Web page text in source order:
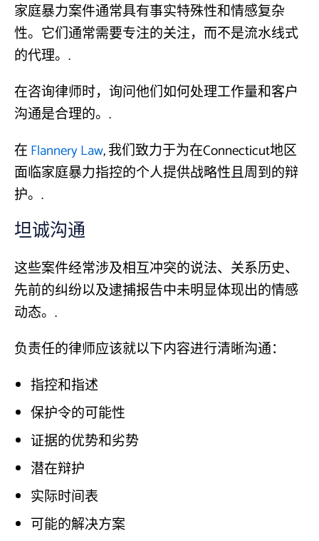
家庭暴力案件通常具有事实特殊性和情感复杂
性。它们通常需要专注的关注，而不是流水线式
的代理。.
在咨询律师时，询问他们如何处理工作量和客户
沟通是合理的。.
在Flannery Law, 我们致力于为在Connecticut地区
面临家庭暴力指控的个人提供战略性且周到的辩
护。.
坦诚沟通
这些案件经常涉及相互冲突的说法、关系历史、
先前的纠纷以及逮捕报告中未明显体现出的情感
动态。.
负责任的律师应该就以下内容进行清晰沟通：
指控和指述
保护令的可能性
证据的优势和劣势
潜在辩护
实际时间表
可能的解决方案